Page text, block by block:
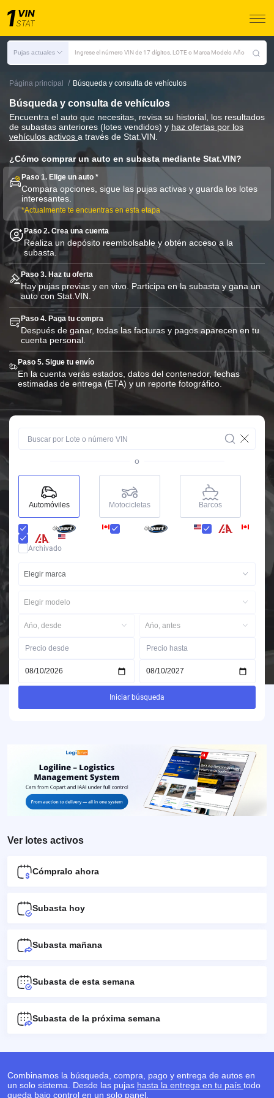
Pujas actuales Ingrese el número VIN de 17 dígitos, LOTE o Marca Modelo Año
Página principal / Búsqueda y consulta de vehículos
Búsqueda y consulta de vehículos
Encuentra el auto que necesitas, revisa su historial, los resultados
de subastas anteriores (lotes vendidos) y haz ofertas por los
vehículos activos a través de Stat.VIN.
o
Automóviles Motocicletas Barcos
Archivado
Elegir marca
Elegir modelo
Ańo, desde Ańo, antes
Iniciar búsqueda
¿Cómo comprar un auto en subasta mediante Stat.VIN?
Paso 1. Elige un auto *
Compara opciones, sigue las pujas activas y guarda los lotes
interesantes.
*Actualmente te encuentras en esta etapa
Paso 2. Crea una cuenta
Realiza un depósito reembolsable y obtén acceso a la
subasta.
Paso 3. Haz tu oferta
Hay pujas previas y en vivo. Participa en la subasta y gana un
auto con Stat.VIN.
Paso 4. Paga tu compra
Después de ganar, todas las facturas y pagos aparecen en tu
cuenta personal.
Paso 5. Sigue tu envío
En la cuenta verás estados, datos del contenedor, fechas
estimadas de entrega (ETA) y un reporte fotográfico.
Ver lotes activos
Cómpralo ahora
Subasta hoy
Subasta mañana
Subasta de esta semana
Subasta de la próxima semana
Combinamos la búsqueda, compra, pago y entrega de autos en
un solo sistema. Desde las pujas hasta la entrega en tu país todo
queda bajo control en un solo panel.